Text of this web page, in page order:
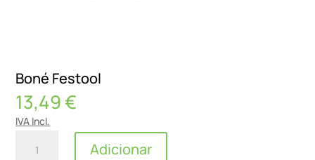
Boné Festool
13,49€
IVA Incl.
Quantidade
Adicionar